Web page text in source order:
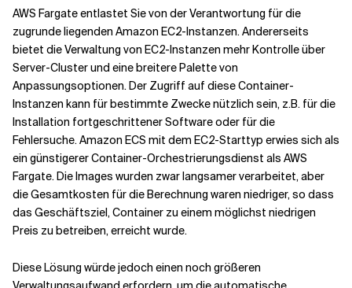
AWS Fargate entlastet Sie von der Verantwortung für die
zugrunde liegenden Amazon EC2-Instanzen. Andererseits
bietet die Verwaltung von EC2-Instanzen mehr Kontrolle über
Server-Cluster und eine breitere Palette von
Anpassungsoptionen. Der Zugriff auf diese Container-
Instanzen kann für bestimmte Zwecke nützlich sein, z.B. für die
Installation fortgeschrittener Software oder für die
Fehlersuche. Amazon ECS mit dem EC2-Starttyp erwies sich als
ein günstigerer Container-Orchestrierungsdienst als AWS
Fargate. Die Images wurden zwar langsamer verarbeitet, aber
die Gesamtkosten für die Berechnung waren niedriger, so dass
das Geschäftsziel, Container zu einem möglichst niedrigen
Preis zu betreiben, erreicht wurde.
Diese Lösung würde jedoch einen noch größeren